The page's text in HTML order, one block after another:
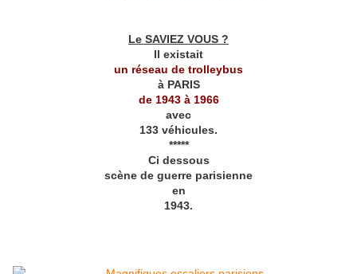
Le SAVIEZ VOUS ?
Il existait
un réseau de trolleybus
à PARIS
de 1943 à 1966
avec
133 véhicules.
*****
Ci dessous
scène de guerre parisienne
en
1943.